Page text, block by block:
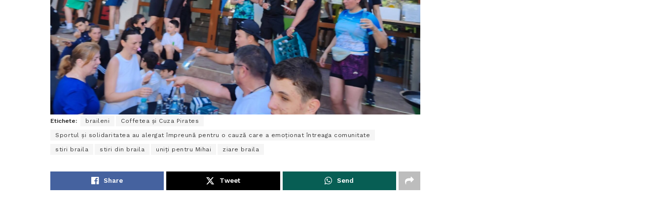
Etichete: braileni Coffetea și Cuza Pirates
Sportul și solidaritatea au alergat împreună pentru o cauză care a emoționat întreaga comunitate
stiri braila stiri din braila uniți pentru Mihai ziare braila
Share Tweet Send